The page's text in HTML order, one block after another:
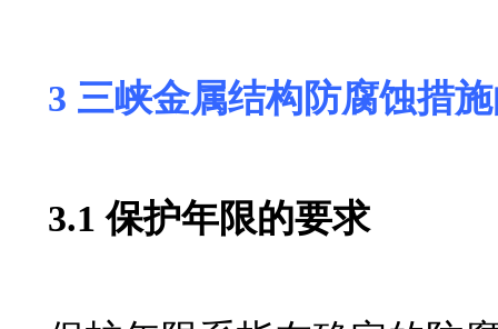
3 三峡金属结构防腐蚀措
3.1 保护年限的要求